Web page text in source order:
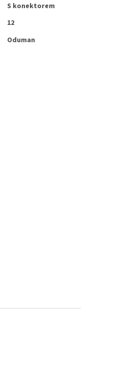
S konektorem
12
Oduman